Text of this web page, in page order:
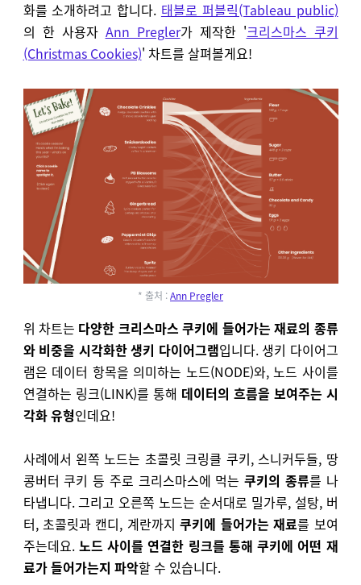
화를 소개하려고 합니다. 태블로 퍼블릭(Tableau public)
의 한 사용자 Ann Pregler가 제작한 '크리스마스 쿠키
(Christmas Cookies)' 차트를 살펴볼게요!
* 출처 :Ann Pregler
위 차트는 다양한 크리스마스 쿠키에 들어가는 재료의 종류
와 비중을 시각화한 생키 다이어그램입니다. 생키 다이어그
램은 데이터 항목을 의미하는 노드(NODE)와, 노드 사이를
연결하는 링크(LINK)를 통해 데이터의 흐름을 보여주는 시
각화 유형인데요!
사례에서 왼쪽 노드는 초콜릿 크링클 쿠키, 스니커두들, 땅
콩버터 쿠키 등 주로 크리스마스에 먹는 쿠키의 종류를 나
타냅니다. 그리고 오른쪽 노드는 순서대로 밀가루, 설탕, 버
터, 초콜릿과 캔디, 계란까지쿠키에 들어가는 재료를 보여
주는데요. 노드 사이를 연결한 링크를 통해 쿠키에 어떤 재
료가 들어가는지 파악할 수 있습니다.